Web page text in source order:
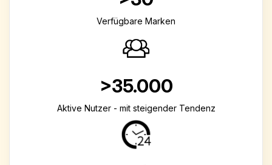
Verfügbare Marken
>35.000
Aktive Nutzer - mit steigender Tendenz